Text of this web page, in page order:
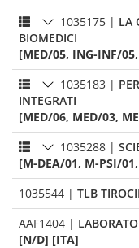
1035175 | LA
BIOMEDICI
[MED/05, ING-INF/
1035183 |
INTEGRATI
[MED/06, MED/03,
1035288 |
[M-DEA/01, M-PSI/
1035544 | TLB
AAF1404 |
[N/D] [ITA]